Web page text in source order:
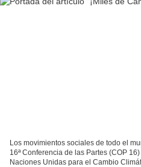
Los movimientos sociales de todo el
16ª Conferencia de las Partes (COP
Naciones Unidas para el Cambio